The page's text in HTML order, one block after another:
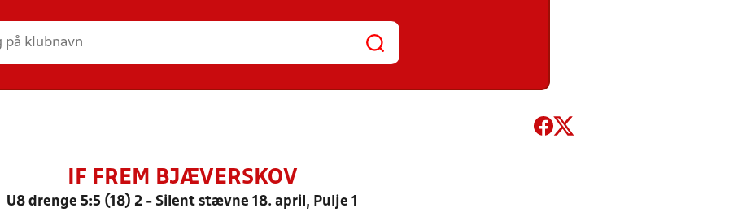
IF FREM BJÆVERSKOV
U8 drenge 5:5 (18) 2 - Silent stævne 18. april, Pulje 1